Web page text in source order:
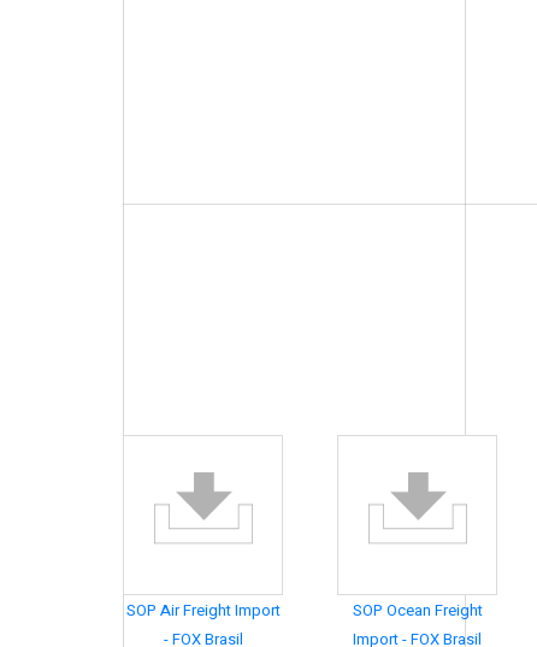
SOP Air Freight Import
- FOX Brasil
SOP Ocean Freight
Import - FOX Brasil